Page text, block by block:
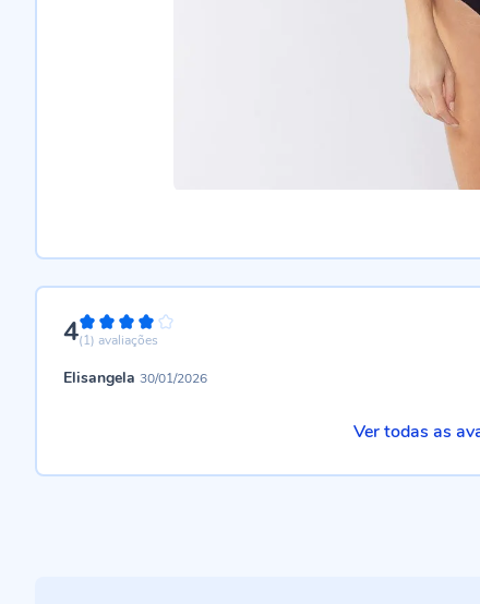
480%
(1) avaliações
Elisangela 30/01/2026
Ver todas as